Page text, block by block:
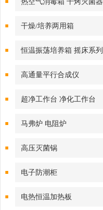
干燥/培养两用箱
恒温振荡培养箱 摇床系列
高通量平行合成仪
超净工作台 净化工作台
马弗炉 电阻炉
高压灭菌锅
电子防潮柜
电热恒温加热板